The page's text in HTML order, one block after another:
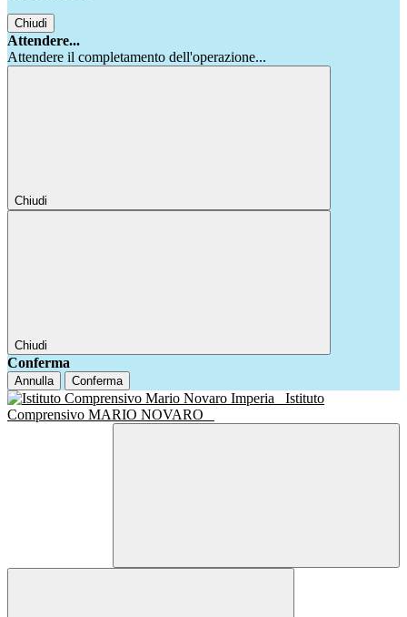
Chiudi
Attendere...
Attendere il completamento dell'operazione...
Chiudi
Chiudi
Conferma
Annulla Conferma
Istituto
Comprensivo MARIO NOVARO